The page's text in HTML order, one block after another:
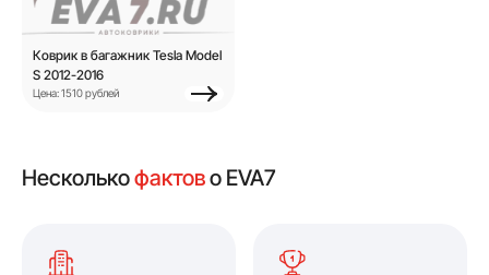
Коврик в багажник Tesla Model
S 2012-2016
Цена: 1510 рублей
Несколькофактово EVA7